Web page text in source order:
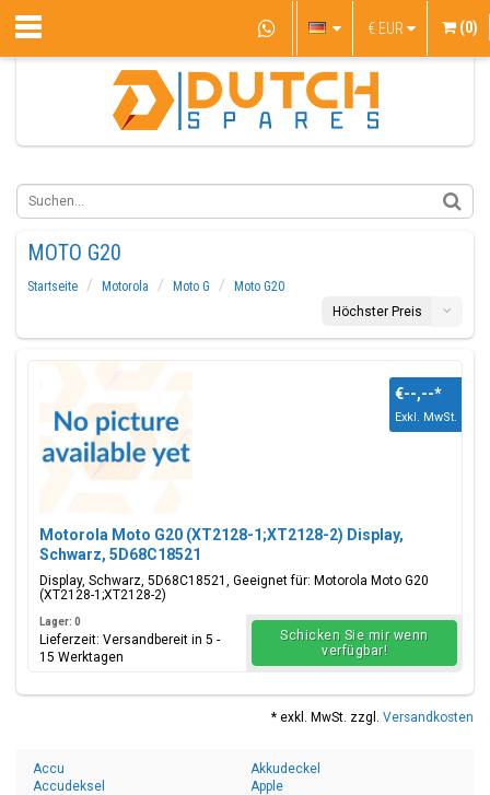
€ EUR (0)
MOTO G20
Startseite Motorola Moto G
Moto G20
Höchster Preis
Motorola Moto G20 (XT2128-1;XT2128-2) Display,
Schwarz, 5D68C18521
Display, Schwarz, 5D68C18521, Geeignet für: Motorola Moto G20
(XT2128-1;XT2128-2)
€--,--*
Exkl. MwSt.
Lager: 0
Lieferzeit: Versandbereit in 5 -
15 Werktagen
Schicken Sie mir wenn
verfügbar!
* exkl. MwSt. zzgl. Versandkosten
Accu
Accudeksel
Akkudeckel
Apple